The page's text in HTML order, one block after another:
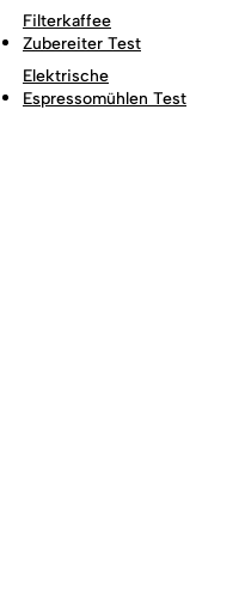
Filterkaffee
Zubereiter Test
Elektrische
Espressomühlen Test